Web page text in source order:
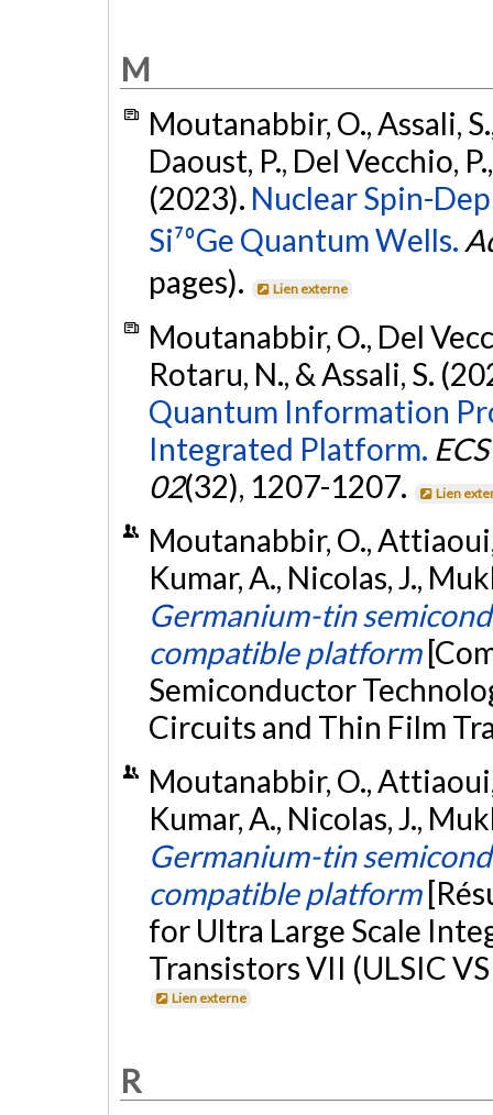
M
Moutanabbir, O., Assali,
Daoust, P., Del Vecchio,
(2023). Nuclear Spin-
Si⁷⁰Ge Quantum Wells.
pages).
Lien externe
Moutanabbir, O., Del
Rotaru, N., & Assali, S.
Quantum Information
Integrated Platform.
02(32), 1207-1207. Lien
Moutanabbir, O.,
Kumar, A., Nicolas, J.,
Germanium-tin
compatible platform
Semiconductor
Circuits and Thin Film
Moutanabbir, O.,
Kumar, A., Nicolas, J.,
Germanium-tin
compatible platform
for Ultra Large Scale
Transistors VII (ULSIC
Lien externe
R